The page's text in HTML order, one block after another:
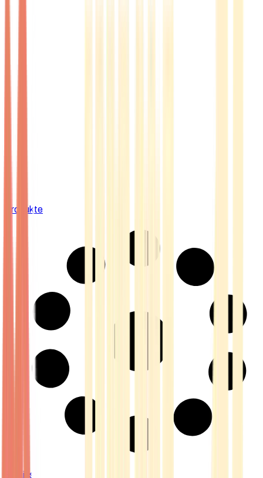
Produkte
Strains